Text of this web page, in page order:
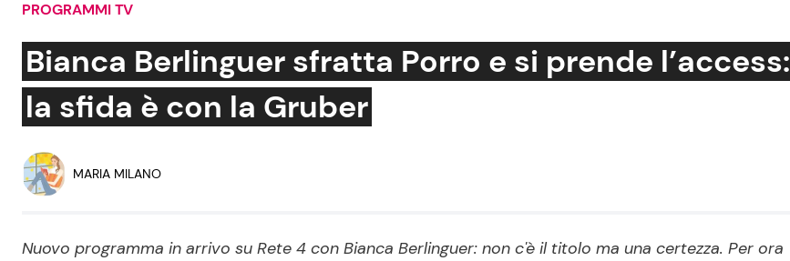
Social News
News dal mondo
Benessere
PROGRAMMI TV
Bianca Berlinguer sfratta Porro e si prende l’access:
la sfida è con la Gruber
MARIA MILANO
Nuovo programma in arrivo su Rete 4 con Bianca Berlinguer: non c'è il titolo ma una certezza. Per ora